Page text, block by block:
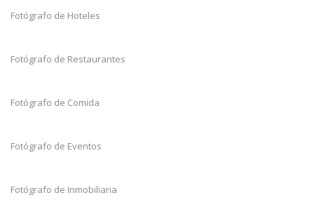
Fotógrafo de Hoteles
Fotógrafo de Restaurantes
Fotógrafo de Comida
Fotógrafo de Eventos
Fotógrafo de Inmobiliaria